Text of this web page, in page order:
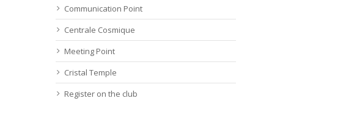
Communication Point
Centrale Cosmique
Meeting Point
Cristal Temple
Register on the club